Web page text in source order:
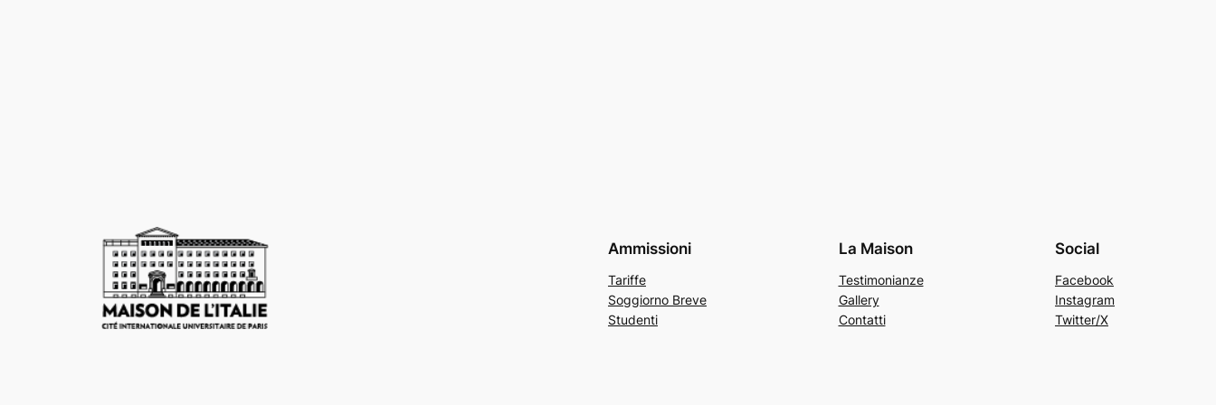
Ammissioni
Tariffe
Soggiorno Breve
Studenti
La Maison
Testimonianze
Gallery
Contatti
Social
Facebook
Instagram
Twitter/X